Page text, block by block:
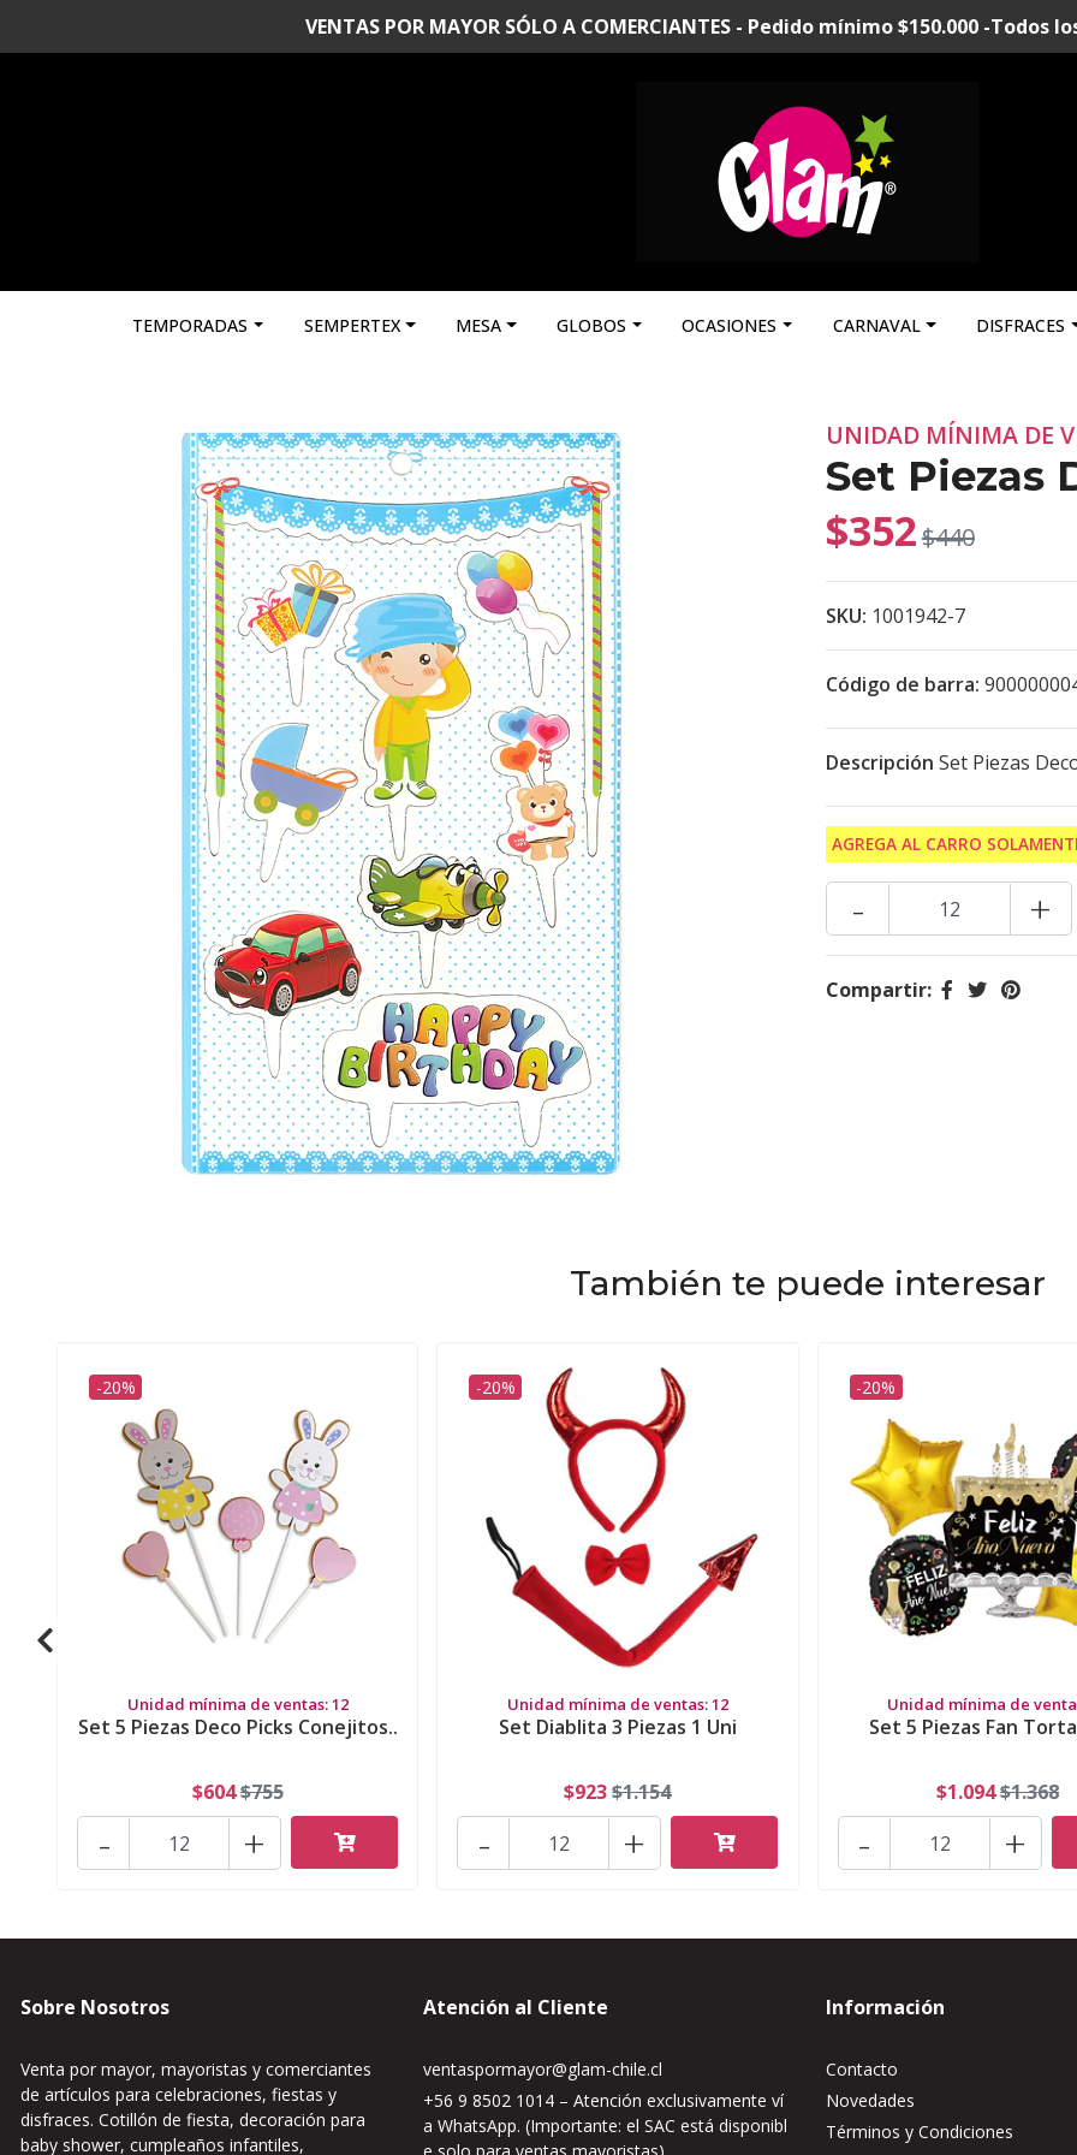
VENTAS POR MAYOR SÓLO A COMERCIANTES - Pedido mínimo $150.000 -Todos
TEMPORADAS SEMPERTEX MESA GLOBOS OCASIONES CARNAVAL DISFRACES
UNIDAD MÍNIMA DE
Set Piezas
$352$440
SKU: 1001942-7
Código de barra:
Descripción Set Piezas
AGREGA AL CARRO
+
-
Compartir:
También te puede interesar
-20%
Unidad mínima de ventas: 12
Set 5 Piezas Deco Picks Conejitos..
$604$755
+
-
-20%
Unidad mínima de ventas: 12
Set Diablita 3 Piezas 1 Uni
$923$1.154
+
-
-20%
Unidad mínima de
Set 5 Piezas Fan
$1.094$1.368
+
-
Sobre Nosotros
Venta por mayor, mayoristas y comerciantes
de artículos para celebraciones, fiestas y
disfraces. Cotillón de fiesta, decoración para
baby shower, cumpleaños infantiles,
Atención al Cliente
ventaspormayor@glam-chile.cl
+56 9 8502 1014 – Atención exclusivamente ví
a WhatsApp. (Importante: el SAC está disponibl
Información
Contacto
Novedades
Términos y Condiciones